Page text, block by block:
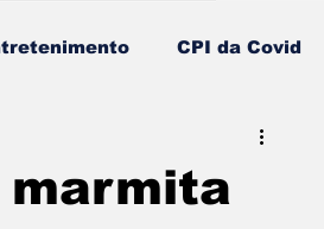
CPI da Covid
marmita